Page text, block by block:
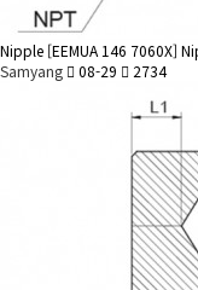
Nipple [EEMUA 146 7060X]
Samyang
08-29 2734